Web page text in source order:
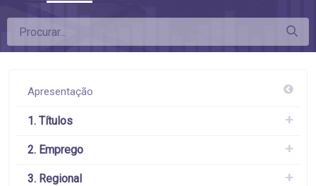
Apresentação
1. Títulos
2. Emprego
3. Regional